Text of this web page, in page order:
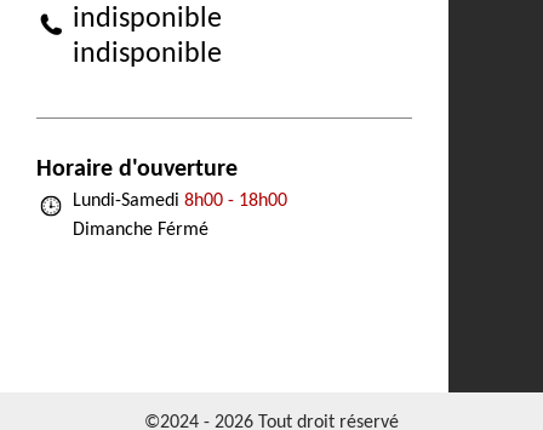
indisponible
indisponible
Horaire d'ouverture
Lundi-Samedi 8h00 - 18h00
Dimanche Férmé
©2024 - 2026 Tout droit réservé